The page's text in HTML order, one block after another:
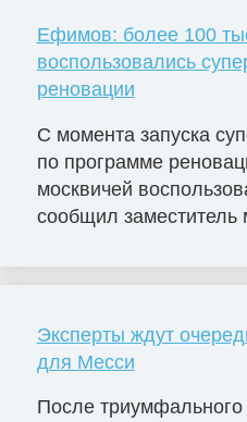
Ефимов: более 100
воспользовались
реновации
С момента запуска
по программе
москвичей
сообщил заместитель
Эксперты ждут
для Месси
После